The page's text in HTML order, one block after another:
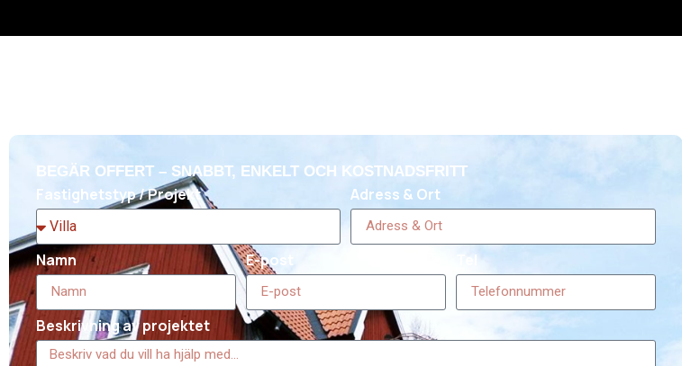
BEGÄR OFFERT – SNABBT, ENKELT OCH KOSTNADSFRITT
Fastighetstyp / Projekt Adress & Ort
Namn E-post Tel
Beskrivning av projektet